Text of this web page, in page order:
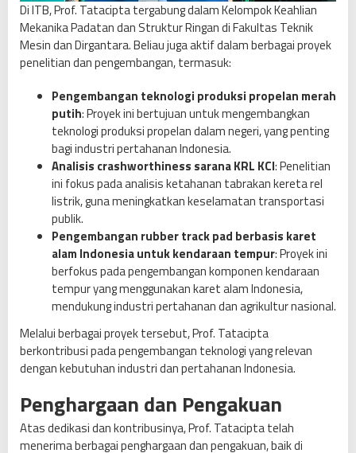
Di ITB, Prof. Tatacipta tergabung dalam Kelompok Keahlian
Mekanika Padatan dan Struktur Ringan di Fakultas Teknik
Mesin dan Dirgantara. Beliau juga aktif dalam berbagai proyek
penelitian dan pengembangan, termasuk:
Pengembangan teknologi produksi propelan merah
putih: Proyek ini bertujuan untuk mengembangkan
teknologi produksi propelan dalam negeri, yang penting
bagi industri pertahanan Indonesia.
Analisis crashworthiness sarana KRL KCI: Penelitian
ini fokus pada analisis ketahanan tabrakan kereta rel
listrik, guna meningkatkan keselamatan transportasi
publik.
Pengembangan rubber track pad berbasis karet
alam Indonesia untuk kendaraan tempur: Proyek ini
berfokus pada pengembangan komponen kendaraan
tempur yang menggunakan karet alam Indonesia,
mendukung industri pertahanan dan agrikultur nasional.
Melalui berbagai proyek tersebut, Prof. Tatacipta
berkontribusi pada pengembangan teknologi yang relevan
dengan kebutuhan industri dan pertahanan Indonesia.
Penghargaan dan Pengakuan
Atas dedikasi dan kontribusinya, Prof. Tatacipta telah
menerima berbagai penghargaan dan pengakuan, baik di